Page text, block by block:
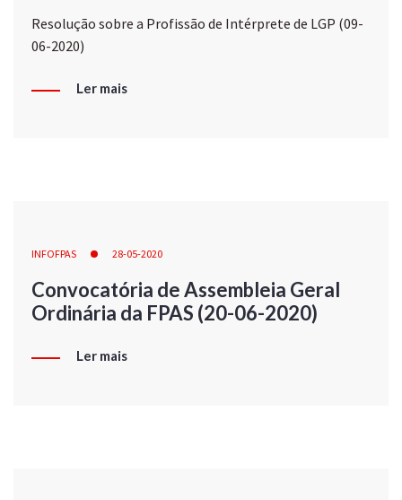
Resolução sobre a Profissão de Intérprete de LGP (09-
06-2020)
Ler mais
INFOFPAS 28-05-2020
Convocatória de Assembleia Geral
Ordinária da FPAS (20-06-2020)
Ler mais